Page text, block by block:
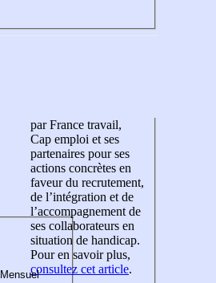
par France travail,
Cap emploi et ses
partenaires pour ses
actions concrètes en
faveur du recrutement,
de l’intégration et de
l’accompagnement de
ses collaborateurs en
situation de handicap.
Pour en savoir plus,
consultez cet article.